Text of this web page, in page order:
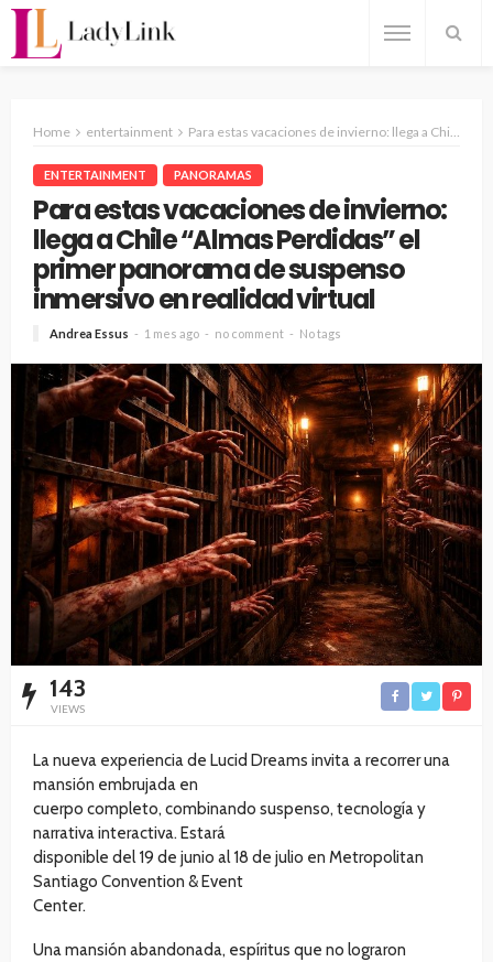
Home entertainment Para estas vacaciones de invierno: llega a Chile “Almas Perdidas” el primer panorama de suspenso inmersivo en realidad virtual
ENTERTAINMENT PANORAMAS
Para estas vacaciones de invierno:
llega a Chile “Almas Perdidas” el
primer panorama de suspenso
inmersivo en realidad virtual
Andrea Essus 1 mes ago no comment No tags
143
VIEWS
La nueva experiencia de Lucid Dreams invita a recorrer una
mansión embrujada en
cuerpo completo, combinando suspenso, tecnología y
narrativa interactiva. Estará
disponible del 19 de junio al 18 de julio en Metropolitan
Santiago Convention & Event
Center.
Una mansión abandonada, espíritus que no lograron